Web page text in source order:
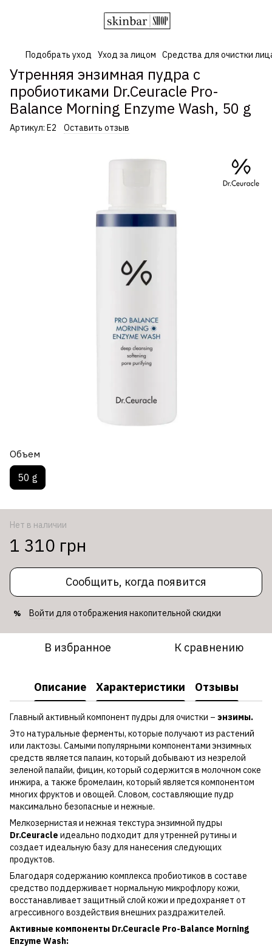
Подобрать уход Уход за лицом Средства для очистки
Утренняя энзимная пудра с
пробиотиками Dr.Ceuracle Pro-
Balance Morning Enzyme Wash, 50 g
Артикул: Е2 Оставить отзыв
Объем
50 g
Нет в наличии
1 310 грн
Сообщить, когда появится
% Войти для отображения накопительной скидки
В избранное К сравнению
Описание Характеристики Отзывы
Главный активный компонент пудры для очистки – энзимы.
Это натуральные ферменты, которые получают из растений
или лактозы. Самыми популярными компонентами энзимных
средств является папаин, который добывают из незрелой
зеленой папайи, фицин, который содержится в молочном соке
инжира, а также бромелаин, который является компонентом
многих фруктов и овощей. Словом, составляющие пудр
максимально безопасные и нежные.
Мелкозернистая и нежная текстура энзимной пудры
Dr.Ceuracle идеально подходит для утренней рутины и
создает идеальную базу для нанесения следующих
продуктов.
Благодаря содержанию комплекса пробиотиков в составе
средство поддерживает нормальную микрофлору кожи,
восстанавливает защитный слой кожи и предохраняет от
агрессивного воздействия внешних раздражителей.
Активные компоненты Dr.Ceuracle Pro-Balance Morning
Enzyme Wash: